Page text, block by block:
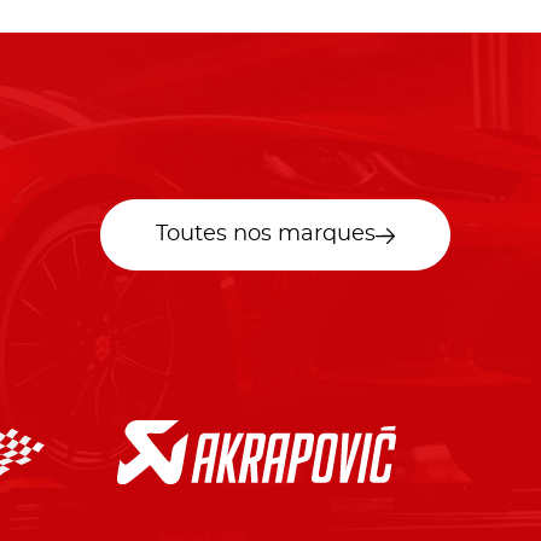
Toutes nos marques